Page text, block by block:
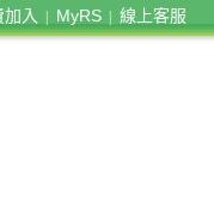
入 MyRS 線上客服